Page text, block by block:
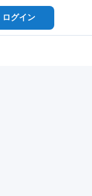
ログイン